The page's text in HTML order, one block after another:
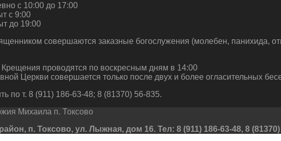
с 10:00 до 17:00
с 9:00
до 19:00
совершаются заказные богослужения (молебен, панихида,
проводятся по воскресным дням в 14:00
Церкви совершается только после двух и более огласительных
по т. 8 (911) 186-63-48; 8 (81370) 56-835.
Михаила п. Токсово
п. Токсово, ул. Лыжная, дом 16. Тел: 8 (911) 186-63-48, 8 (81370)